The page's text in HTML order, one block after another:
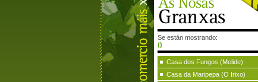
Se están mostrando:
()
Casa dos Fungos (Melide)
Casa da Maripepa (O Irixo)